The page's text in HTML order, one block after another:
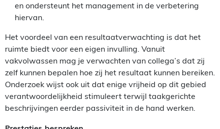
en ondersteunt het management in de verbetering
hiervan.
Het voordeel van een resultaatverwachting is dat het
ruimte biedt voor een eigen invulling. Vanuit
vakvolwassen mag je verwachten van collega’s dat zij
zelf kunnen bepalen hoe zij het resultaat kunnen bereiken.
Onderzoek wijst ook uit dat enige vrijheid op dit gebied
verantwoordelijkheid stimuleert terwijl taakgerichte
beschrijvingen eerder passiviteit in de hand werken.